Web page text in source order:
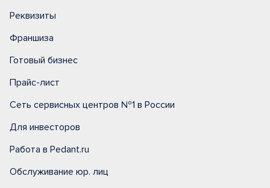
Реквизиты
Франшиза
Готовый бизнес
Прайс-лист
Сеть сервисных центров №1 в России
Для инвесторов
Работа в Pedant.ru
Обслуживание юр. лиц